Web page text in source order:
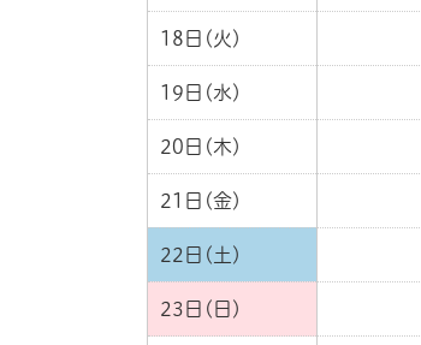
18日(火)
19日(水)
20日(木)
21日(金)
22日(土)
23日(日)